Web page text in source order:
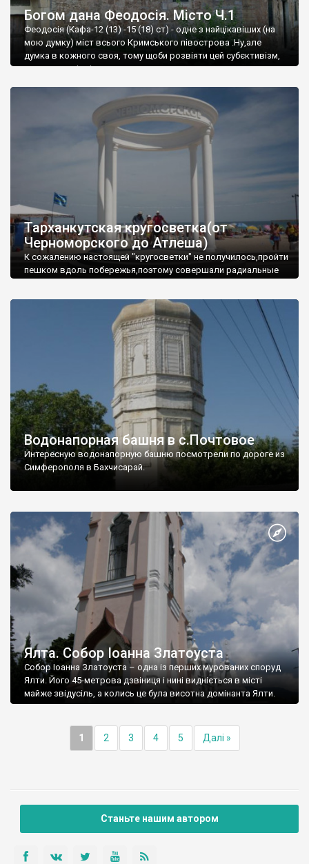
Богом дана Феодосія. Місто Ч.1
Феодосія (Кафа-12 (13) -15 (18) ст) - одне з найцікавіших (на
мою думку) міст всього Кримського півострова .Ну,але
думка в кожного своя, тому щоби розвіяти цей субєктивізм,
запрошую відвідати це
Тарханкутская кругосветка(от
Черноморского до Атлеша)
К сожалению настоящей "кругосветки" не получилось,пройти
пешком вдоль побережья,поэтому совершали радиальные
Водонапорная башня в с.Почтовое
Интересную водонапорную башню посмотрели по дороге из
Симферополя в Бахчисарай.
Ялта. Собор Іоанна Златоуста
Собор Іоанна Златоуста – одна із перших мурованих споруд
Ялти. Його 45-метрова дзвіниця і нині видніється в місті
майже звідусіль, а колись це була висотна домінанта Ялти.
1 2 3 4 5 Далі »
Станьте нашим автором